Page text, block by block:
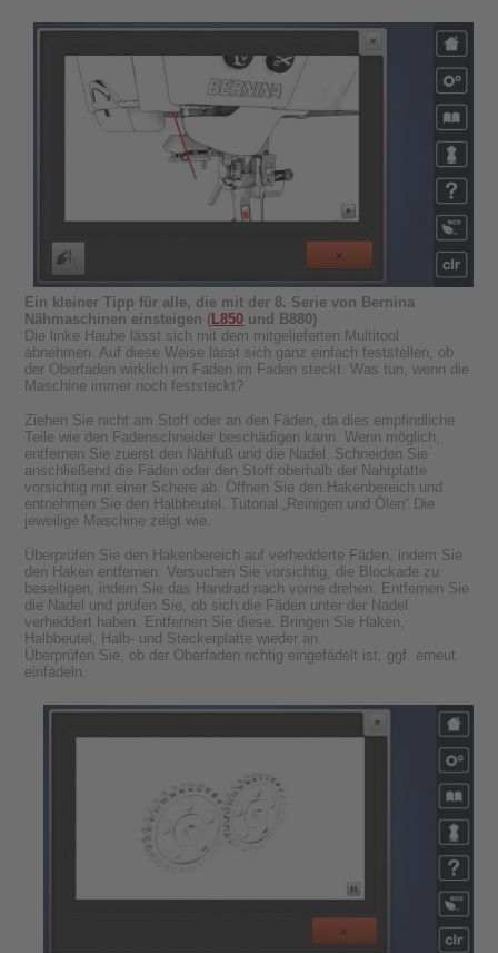
Ein kleiner Tipp für alle, die mit der 8. Serie von Bernina
Nähmaschinen einsteigen ( L850 und B880)
Die linke Haube lässt sich mit dem mitgelieferten Multitool
abnehmen. Auf diese Weise lässt sich ganz einfach feststellen, ob
der Oberfaden wirklich im Faden im Faden steckt. Was tun, wenn die
Maschine immer noch feststeckt?
Ziehen Sie nicht am Stoff oder an den Fäden, da dies empfindliche
Teile wie den Fadenschneider beschädigen kann. Wenn möglich,
entfernen Sie zuerst den Nähfuß und die Nadel. Schneiden Sie
anschließend die Fäden oder den Stoff oberhalb der Nahtplatte
vorsichtig mit einer Schere ab. Öffnen Sie den Hakenbereich und
entnehmen Sie den Halbbeutel. Tutorial „Reinigen und Ölen“ Die
jeweilige Maschine zeigt wie.
Überprüfen Sie den Hakenbereich auf verhedderte Fäden, indem Sie
den Haken entfernen. Versuchen Sie vorsichtig, die Blockade zu
beseitigen, indem Sie das Handrad nach vorne drehen. Entfernen Sie
die Nadel und prüfen Sie, ob sich die Fäden unter der Nadel
verheddert haben. Entfernen Sie diese. Bringen Sie Haken,
Halbbeutel, Halb- und Steckerplatte wieder an.
Überprüfen Sie, ob der Oberfaden richtig eingefädelt ist, ggf. erneut
einfädeln.